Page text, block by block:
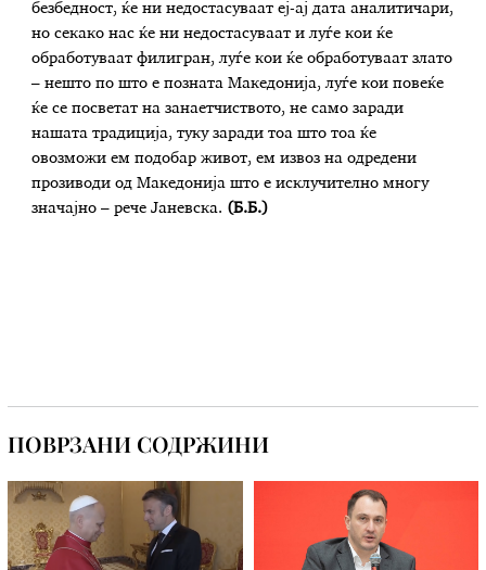
безбедност, ќе ни недостасуваат еј-ај дата аналитичари,
но секако нас ќе ни недостасуваат и луѓе кои ќе
обработуваат филигран, луѓе кои ќе обработуваат злато
– нешто по што е позната Македонија, луѓе кои повеќе
ќе се посветат на занаетчиството, не само заради
нашата традиција, туку заради тоа што тоа ќе
овозможи ем подобар живот, ем извоз на одредени
прозиводи од Македонија што е исклучително многу
значајно – рече Јаневска. (Б.Б.)
ПОВРЗАНИ СОДРЖИНИ